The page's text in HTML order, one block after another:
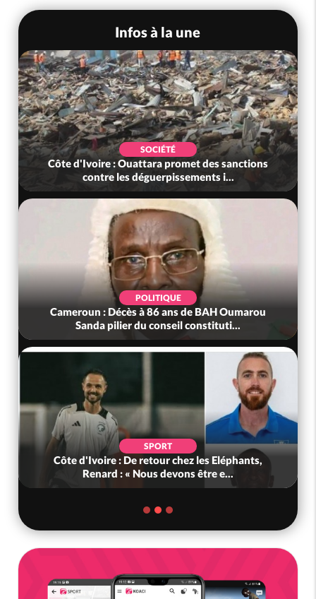
Infos à la une
SOCIÉTÉ
Côte d'Ivoire : Ouattara promet des sanctions
contre les déguerpissements i...
POLITIQUE
Cameroun : Décès à 86 ans de BAH Oumarou
Sanda pilier du conseil constituti...
SPORT
Côte d'Ivoire : De retour chez les Eléphants,
Renard : « Nous devons être e...